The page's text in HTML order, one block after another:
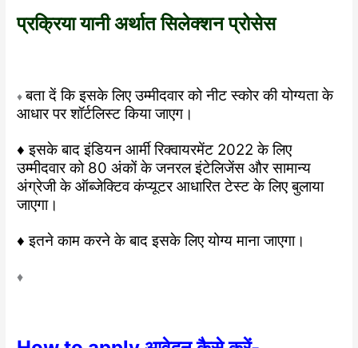
प्रक्रिया यानी अर्थात सिलेक्शन प्रोसेस
♦बता दें कि इसके लिए उम्मीदवार को नीट स्कोर की योग्यता के
आधार पर शॉर्टलिस्ट किया जाएग।
♦ इसके बाद इंडियन आर्मी रिक्वायरमेंट 2022 के लिए
उम्मीदवार को 80 अंकों के जनरल इंटेलिजेंस और सामान्य
अंग्रेजी के ऑब्जेक्टिव कंप्यूटर आधारित टेस्ट के लिए बुलाया
जाएगा।
♦ इतने काम करने के बाद इसके लिए योग्य माना जाएगा।
♦